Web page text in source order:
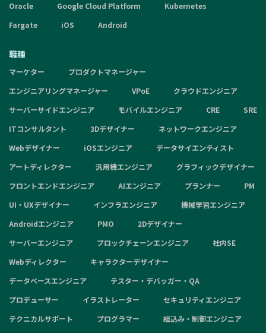
Oracle
Google Cloud Platform
Kubernetes
Fargate
iOS Android
職種
マーケター
プロダクトマネージャー
エンジニアリングマネージャー
VPoE
クラウドエンジニア
サーバーサイドエンジニア
モバイルエンジニア CRE
SRE
ITコンサルタント
3Dデザイナー
ネットワークエンジニア
Webデザイナー
iOSエンジニア
データサイエンティスト
アートディレクター
汎用機エンジニア
グラフィックデザイナー
フロントエンドエンジニア
AIエンジニア プランナー
PM
UI・UXデザイナー
インフラエンジニア
機械学習エンジニア
Androidエンジニア
PMO
2Dデザイナー
サーバーエンジニア
ブロックチェーンエンジニア
社内SE
Webディレクター
キャラクターデザイナー
データベースエンジニア
テスター・デバッガー・QA
プロデューサー
イラストレーター
セキュリティエンジニア
テクニカルサポート
プログラマー
組込み・制御エンジニア